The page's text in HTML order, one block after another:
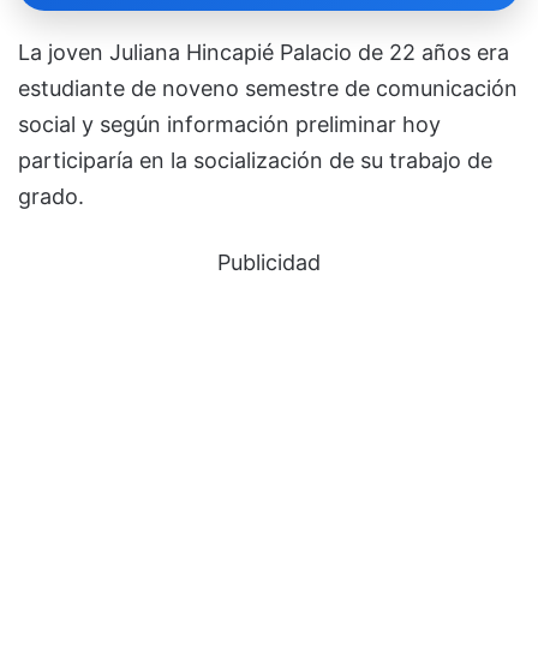
La joven Juliana Hincapié Palacio de 22 años era
estudiante de noveno semestre de comunicación
social y según información preliminar hoy
participaría en la socialización de su trabajo de
grado.
Publicidad